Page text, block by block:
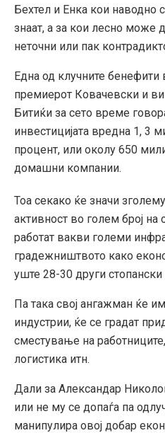
Бехтел и Енка кои
знаат, а за кои лесно може
неточни или пак
Една од клучните бенефити
премиерот Ковачевски и
Битиќи за сето време
инвестицијата вредна 1, 3
процент, или околу 650
домашни компании.
Тоа секако ќе значи
активност во голем број на
работат вакви големи
градежништвото како
уште 28-30 други стопански
Па така свој ангажман ќе
индустрии, ќе се градат
сместување на
логистика итн.
Дали за Александар
или не му се допаѓа па
манипулира овој добар